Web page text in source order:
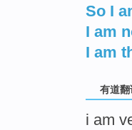
So I
I am
I am
有道翻
i am